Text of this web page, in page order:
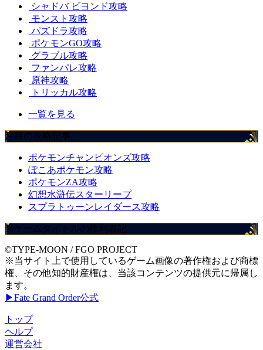
シャドバ ビヨンド攻略
モンスト攻略
パズドラ攻略
ポケモンGO攻略
グラブル攻略
ファンパレ攻略
原神攻略
トリッカル攻略
一覧を見る
注目の攻略記事
ポケモンチャンピオンズ攻略
ぽこあポケモン攻略
ポケモンZA攻略
幻想水滸伝スターリープ
スプラトゥーンレイダース攻略
当ゲームタイトルの権利表記
©TYPE-MOON / FGO PROJECT
※当サイト上で使用しているゲーム画像の著作権および商標
権、その他知的財産権は、当該コンテンツの提供元に帰属し
ます。
▶Fate Grand Order公式
トップ
ヘルプ
運営会社